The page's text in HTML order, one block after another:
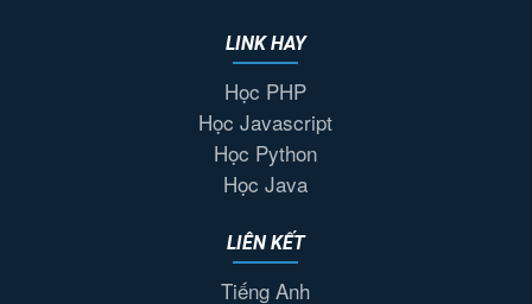
LINK HAY
Học PHP
Học Javascript
Học Python
Học Java
LIÊN KẾT
Tiếng Anh